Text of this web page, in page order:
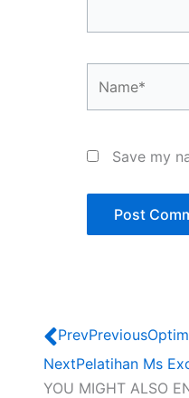
Save my
PrevPrevious
NextPelatihan Ms
YOU MIGHT ALSO